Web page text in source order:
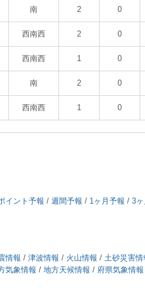
南 2 0
西南西 2 0
西南西 1 0
南 2 0
西南西 1 0
イント予報 / 週間予報 / 1ヶ月予報 / 3
情報 / 津波情報 / 火山情報 / 土砂災害情
気象情報 / 地方天候情報 / 府県気象情報